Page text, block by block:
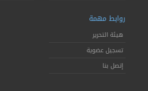
روابط مهمة
هيئة التحرير
تسجيل عضوية
إتصل بنا